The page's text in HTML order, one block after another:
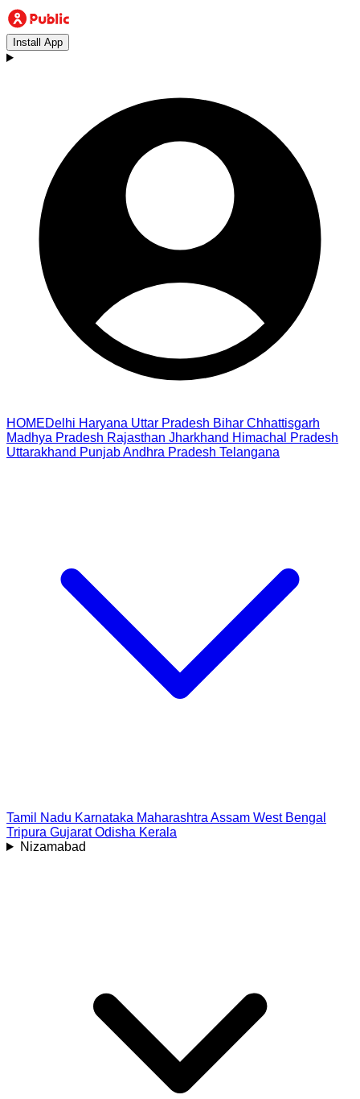
Install App
HOMEDelhi Haryana Uttar Pradesh Bihar Chhattisgarh
Madhya Pradesh Rajasthan Jharkhand Himachal Pradesh
Uttarakhand PunjabAndhra Pradesh Telangana
Tamil Nadu Karnataka Maharashtra Assam West Bengal
Tripura Gujarat Odisha Kerala
Nizamabad